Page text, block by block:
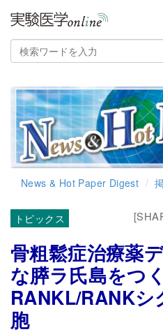
News & Hot Paper Digest
トピックス
骨粗鬆症治療薬
な膵ラ氏島をつ
RANKL/RANK
胞